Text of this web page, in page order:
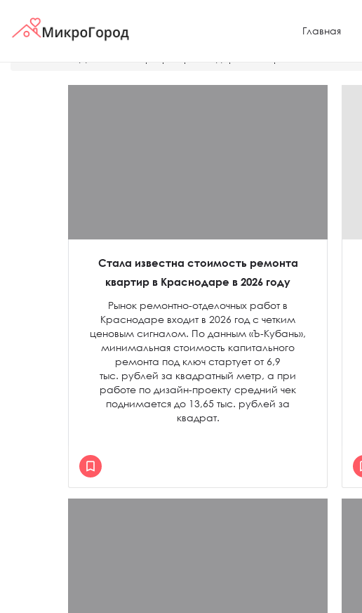
Главная
Стала известна стоимость ремонта
квартир в Краснодаре в 2026 году
Рынок ремонтно-отделочных работ в
Краснодаре входит в 2026 год с четким
ценовым сигналом. По данным «Ъ-Кубань»,
минимальная стоимость капитального
ремонта под ключ стартует от 6,9
тыс. рублей за квадратный метр, а при
работе по дизайн-проекту средний чек
поднимается до 13,65 тыс. рублей за
квадрат.